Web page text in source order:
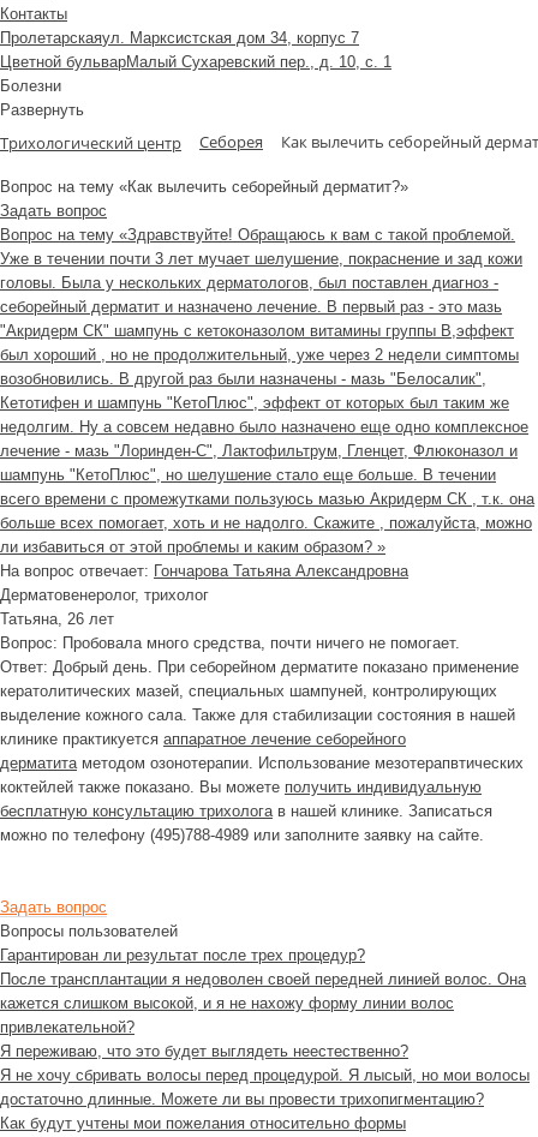
Контакты
Пролетарскаяул. Марксистская дом 34, корпус 7
Цветной бульварМалый Сухаревский пер., д. 10, с. 1
Болезни
Развернуть
Трихологический центр Себорея Как вылечить себорейный
Вопрос на тему «Как вылечить себорейный дерматит?»
Задать вопрос
Вопрос на тему «Здравствуйте! Обращаюсь к вам с такой проблемой.
Уже в течении почти 3 лет мучает шелушение, покраснение и зад кожи
головы. Была у нескольких дерматологов, был поставлен диагноз -
себорейный дерматит и назначено лечение. В первый раз - это мазь
"Акридерм СК" шампунь с кетоконазолом витамины группы В,эффект
был хороший , но не продолжительный, уже через 2 недели симптомы
возобновились. В другой раз были назначены - мазь "Белосалик",
Кетотифен и шампунь "КетоПлюс", эффект от которых был таким же
недолгим. Ну а совсем недавно было назначено еще одно комплексное
лечение - мазь "Лоринден-С", Лактофильтрум, Гленцет, Флюконазол и
шампунь "КетоПлюс", но шелушение стало еще больше. В течении
всего времени с промежутками пользуюсь мазью Акридерм СК , т.к. она
больше всех помогает, хоть и не надолго. Скажите , пожалуйста, можно
ли избавиться от этой проблемы и каким образом? »
На вопрос отвечает: Гончарова Татьяна Александровна
Дерматовенеролог, трихолог
Татьяна, 26 лет
Вопрос: Пробовала много средства, почти ничего не помогает.
Ответ: Добрый день. При себорейном дерматите показано применение
кератолитических мазей, специальных шампуней, контролирующих
выделение кожного сала. Также для стабилизации состояния в нашей
клинике практикуется аппаратное лечение себорейного
дерматитаметодом озонотерапии. Использование мезотерапвтических
коктейлей также показано. Вы можете получить индивидуальную
бесплатную консультацию трихологав нашей клинике. Записаться
можно по телефону (495)788-4989 или заполните заявку на сайте.
Задать вопрос
Вопросы пользователей
Гарантирован ли результат после трех процедур?
После трансплантации я недоволен своей передней линией волос. Она
кажется слишком высокой, и я не нахожу форму линии волос
привлекательной?
Я переживаю, что это будет выглядеть неестественно?
Я не хочу сбривать волосы перед процедурой. Я лысый, но мои волосы
достаточно длинные. Можете ли вы провести трихопигментацию?
Как будут учтены мои пожелания относительно формы